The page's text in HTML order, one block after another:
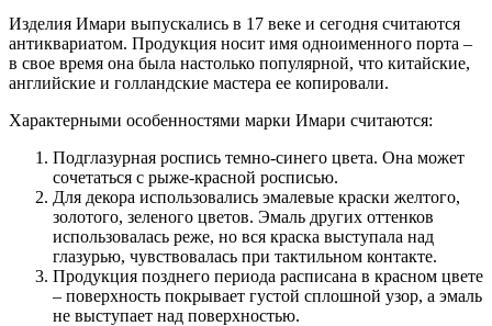
Изделия Имари выпускались в 17 веке и сегодня считаются
антиквариатом. Продукция носит имя одноименного порта –
в свое время она была настолько популярной, что китайские,
английские и голландские мастера ее копировали.
Характерными особенностями марки Имари считаются:
Подглазурная роспись темно-синего цвета. Она может
сочетаться с рыже-красной росписью.
Для декора использовались эмалевые краски желтого,
золотого, зеленого цветов. Эмаль других оттенков
использовалась реже, но вся краска выступала над
глазурью, чувствовалась при тактильном контакте.
Продукция позднего периода расписана в красном цвете
– поверхность покрывает густой сплошной узор, а эмаль
не выступает над поверхностью.